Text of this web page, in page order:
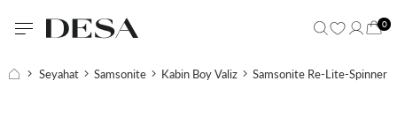
0
Seyahat Samsonite Kabin Boy Valiz